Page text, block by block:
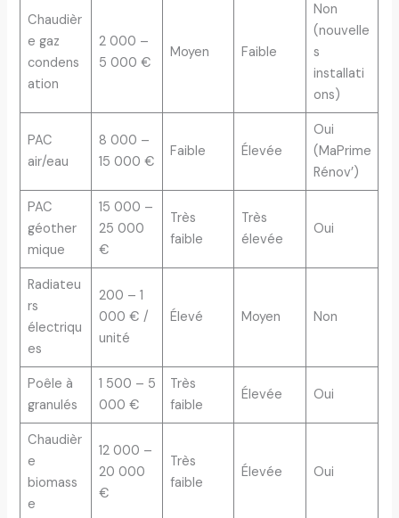
Chaudièr
e gaz
condens
ation
2 000 –
5 000 €
Moyen Faible
Non
(nouvelle
s
installati
ons)
PAC
air/eau
8 000 –
15 000 €
Faible Élevée
Oui
(MaPrime
Rénov’)
PAC
géother
mique
15 000 –
25 000
€
Très
faible
Très
élevée
Oui
Radiateu
rs
électriqu
es
200 – 1
000 € /
unité
Élevé Moyen Non
Poêle à
granulés
1 500 – 5
000 €
Très
faible
Élevée Oui
Chaudièr
e
biomass
e
12 000 –
20 000
€
Très
faible
Élevée Oui